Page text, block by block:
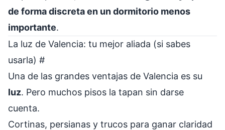
de forma discreta en un dormitorio menos
importante.
La luz de Valencia: tu mejor aliada (si sabes
usarla) #
Una de las grandes ventajas de Valencia es su
luz. Pero muchos pisos la tapan sin darse
cuenta.
Cortinas, persianas y trucos para ganar claridad